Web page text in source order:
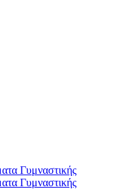
Γυμναστικής
Γυμναστικής